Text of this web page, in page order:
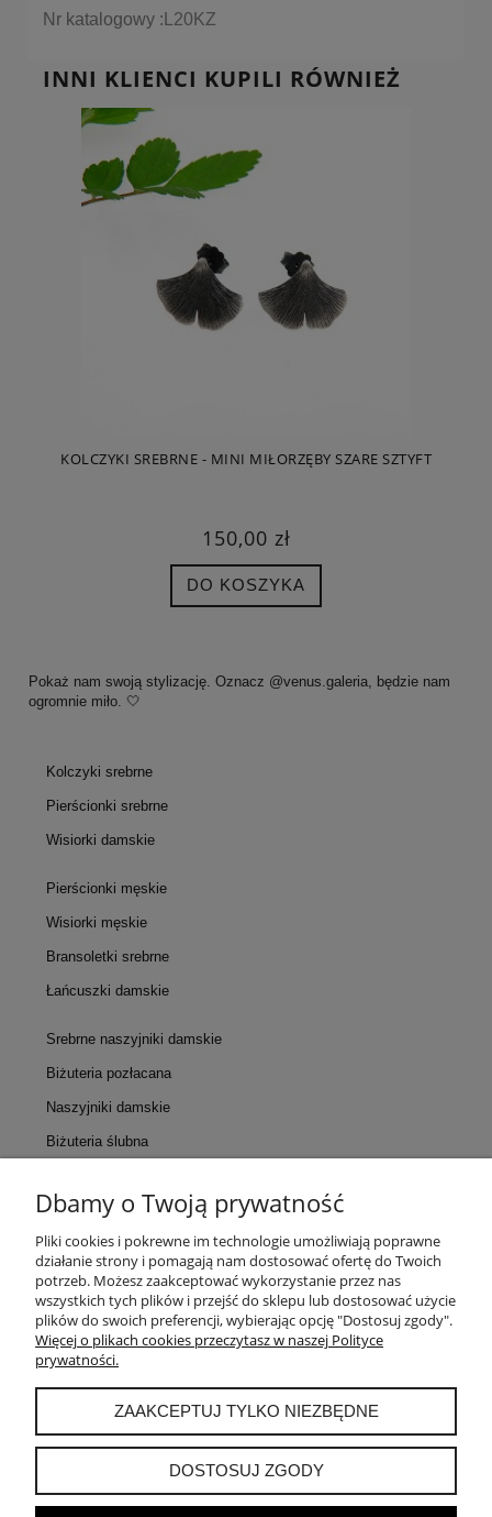
Nr katalogowy : L20KZ
INNI KLIENCI KUPILI RÓWNIEŻ
KOLCZYKI SREBRNE - MINI MIŁORZĘBY SZARE SZTYFT
150,00 zł
DO KOSZYKA
Pokaż nam swoją stylizację. Oznacz @venus.galeria, będzie nam
ogromnie miło. 🤍
Kolczyki srebrne
Pierścionki srebrne
Wisiorki damskie
Pierścionki męskie
Wisiorki męskie
Bransoletki srebrne
Łańcuszki damskie
Srebrne naszyjniki damskie
Biżuteria pozłacana
Naszyjniki damskie
Biżuteria ślubna
KONTAKT
POMOC
MOJE KONTO
PŁATNOŚCI I DOSTAWA
INFORMACJE
Dbamy o Twoją prywatność
Pliki cookies i pokrewne im technologie umożliwiają poprawne
działanie strony i pomagają nam dostosować ofertę do Twoich
potrzeb. Możesz zaakceptować wykorzystanie przez nas
wszystkich tych plików i przejść do sklepu lub dostosować użycie
plików do swoich preferencji, wybierając opcję "Dostosuj zgody".
Więcej o plikach cookies przeczytasz w naszej Polityce
prywatności.
ZAAKCEPTUJ TYLKO NIEZBĘDNE
DOSTOSUJ ZGODY